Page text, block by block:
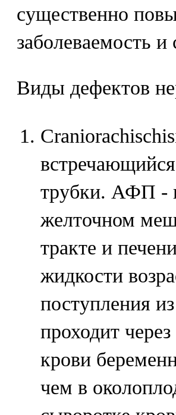
существенно
заболеваемость и
Виды дефектов
трубки. АФП -
желточном
тракте и
жидкости
поступления
проходит
крови
чем в